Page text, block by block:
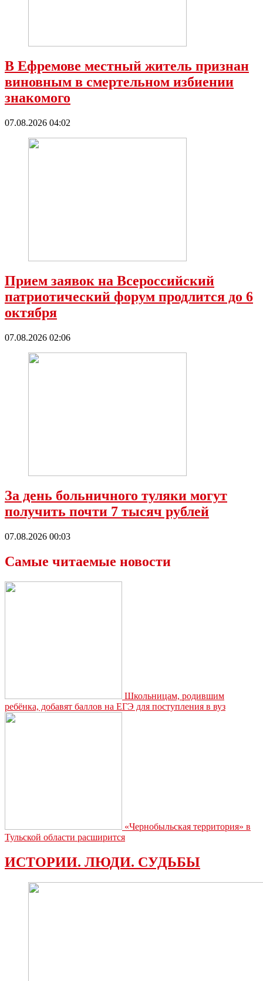
В Ефремове местный житель признан
виновным в смертельном избиении
знакомого
07.08.2026 04:02
Прием заявок на Всероссийский
патриотический форум продлится до 6
октября
07.08.2026 02:06
За день больничного туляки могут
получить почти 7 тысяч рублей
07.08.2026 00:03
Самые читаемые новости
Школьницам, родившим
ребёнка, добавят баллов на ЕГЭ для поступления в вуз
«Чернобыльская территория» в
Тульской области расширится
ИСТОРИИ. ЛЮДИ. СУДЬБЫ